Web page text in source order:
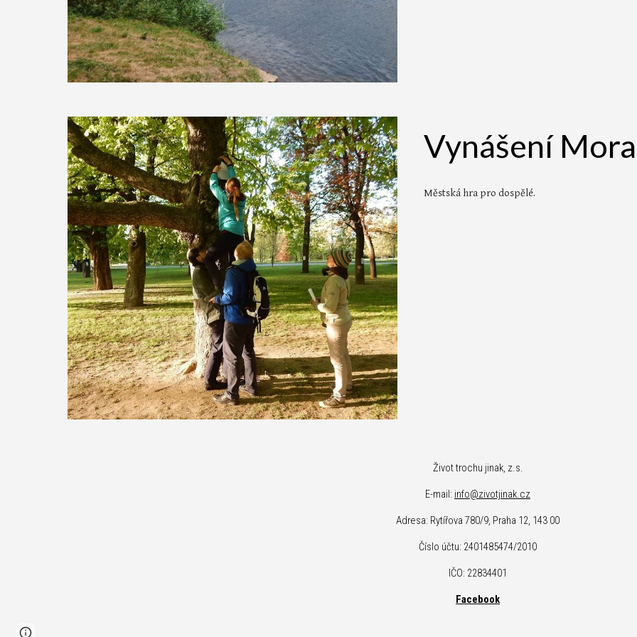
Vynášení
Městská hra pro dospělé.
Život trochu jinak, z.s.
E-mail: info@zivotjinak.cz
Adresa: Rytířova 780/9, Praha 12, 143 00
Číslo účtu: 2401485474/2010
IČO: 22834401
Facebook